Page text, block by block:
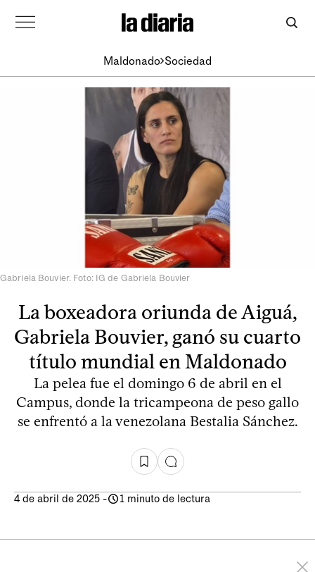
Maldonado Sociedad
Gabriela Bouvier. Foto: IG de Gabriela Bouvier
La boxeadora oriunda de Aiguá,
Gabriela Bouvier, ganó su cuarto
título mundial en Maldonado
La pelea fue el domingo 6 de abril en el
Campus, donde la tricampeona de peso gallo
se enfrentó a la venezolana Bestalia Sánchez.
4 de abril de 2025 - 1 minuto de lectura